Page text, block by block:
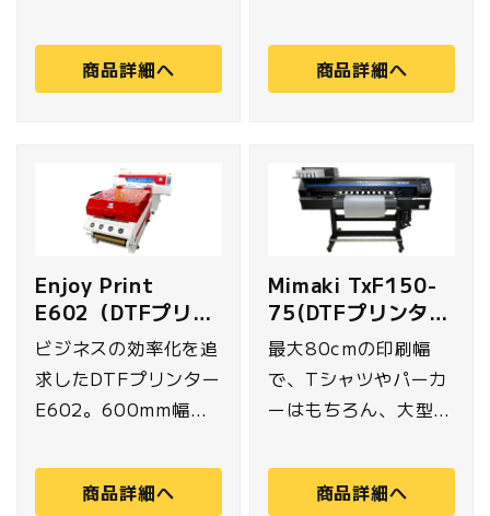
ンターXPJ-662D。
わかりやすい日本語表
商品詳細へ
規模事業者や個人ユー
ザーに最適です。高画
最大限にします。
商品詳細へ
Enjoy Print
E602（DTFプリン
ター）
ビジネスの効率化を追
求したDTFプリンター
E602。600mm幅の
ントで高品質な製品を
スピーディーに。安定
商品詳細へ
Mimaki TxF150-
75(DTFプリンタ
ー)
最大80cmの印刷幅
で、Tシャツやパーカ
ーはもちろん、大型の
ン生地のウインドブレ
ーカー、ポリエステル
商品詳細へ